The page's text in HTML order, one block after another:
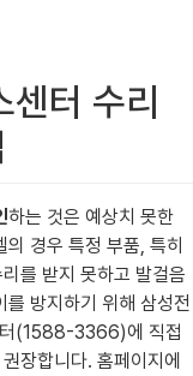
터 수리
하는 것은 예상치 못한
경우 특정 부품, 특히
를 받지 못하고 발걸음
방지하기 위해 삼성전
터(1588-3366)에 직접
장합니다. 홈페이지에